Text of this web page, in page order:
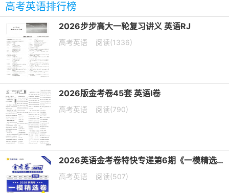
高考英语排行榜
2026步步高大一轮复习讲义 英语RJ
高考英语 阅读(1336)
2026版金考卷45套 英语I卷
高考英语 阅读(790)
2026英语金考卷特快专递第6期《一模精选卷》PDF电子版下载
高考英语 阅读(507)